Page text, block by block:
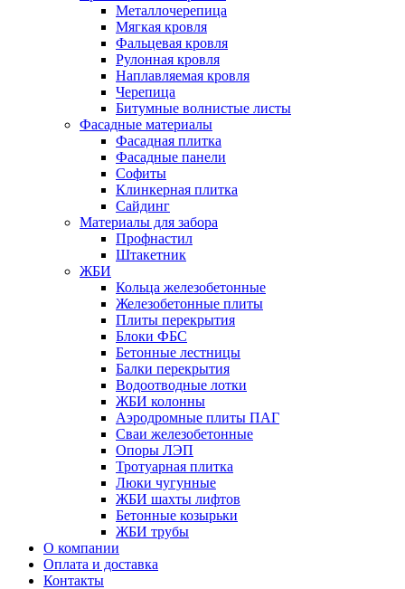
Металлочерепица
Мягкая кровля
Фальцевая кровля
Рулонная кровля
Наплавляемая кровля
Черепица
Битумные волнистые листы
Фасадные материалы
Фасадная плитка
Фасадные панели
Софиты
Клинкерная плитка
Сайдинг
Материалы для забора
Профнастил
Штакетник
ЖБИ
Кольца железобетонные
Железобетонные плиты
Плиты перекрытия
Блоки ФБС
Бетонные лестницы
Балки перекрытия
Водоотводные лотки
ЖБИ колонны
Аэродромные плиты ПАГ
Сваи железобетонные
Опоры ЛЭП
Тротуарная плитка
Люки чугунные
ЖБИ шахты лифтов
Бетонные козырьки
ЖБИ трубы
О компании
Оплата и доставка
Контакты